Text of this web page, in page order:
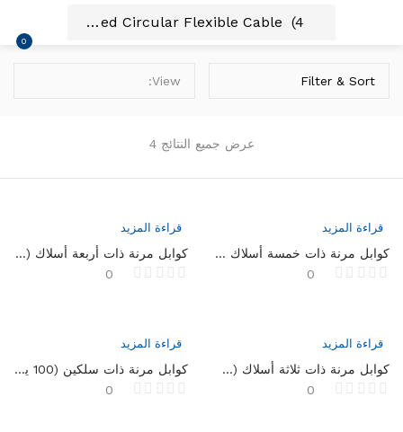
0
Lost password?
عرض جميع النتائج 4
Filter & Sort
View:
قراءة المزيد
كوابل مرنة ذات خمسة أسلاك (100 يارد )
0
قراءة المزيد
كوابل مرنة ذات أربعة أسلاك (100 يارد )
0
قراءة المزيد
كوابل مرنة ذات ثلاثة أسلاك (100 يارد )
0
قراءة المزيد
كوابل مرنة ذات سلكين (100 يارد )
0